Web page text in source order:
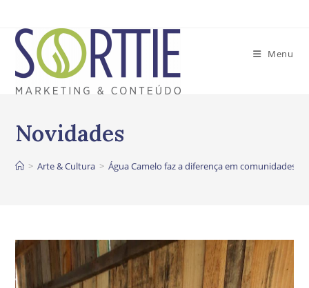
conteúdo
Menu
> Arte & Cultura > Água Camelo faz a diferença em comunidades